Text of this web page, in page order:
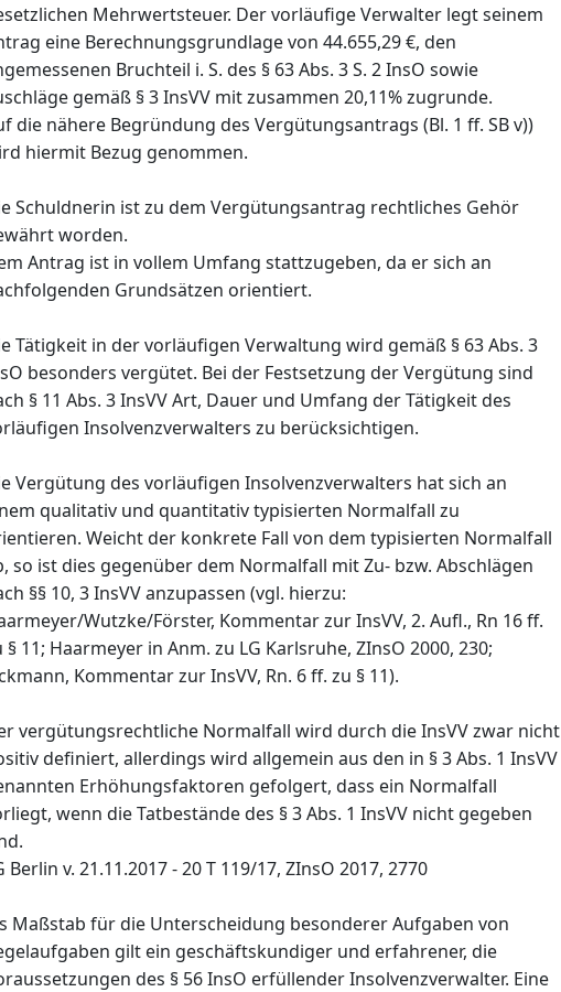
Mehrwertsteuer. Der vorläufige Verwalter legt seinem
eine Berechnungsgrundlage von 44.655,29 €, den
Bruchteil i. S. des § 63 Abs. 3 S. 2 InsO sowie
gemäß § 3 InsVV mit zusammen 20,11% zugrunde.
die nähere Begründung des Vergütungsantrags (Bl. 1 ff. SB v))
hiermit Bezug genommen.
Schuldnerin ist zu dem Vergütungsantrag rechtliches Gehör
worden.
Antrag ist in vollem Umfang stattzugeben, da er sich an
Grundsätzen orientiert.
Tätigkeit in der vorläufigen Verwaltung wird gemäß § 63 Abs. 3
besonders vergütet. Bei der Festsetzung der Vergütung sind
§ 11 Abs. 3 InsVV Art, Dauer und Umfang der Tätigkeit des
Insolvenzverwalters zu berücksichtigen.
Vergütung des vorläufigen Insolvenzverwalters hat sich an
qualitativ und quantitativ typisierten Normalfall zu
Weicht der konkrete Fall von dem typisierten Normalfall
so ist dies gegenüber dem Normalfall mit Zu- bzw. Abschlägen
§§ 10, 3 InsVV anzupassen (vgl. hierzu:
Wutzke/Förster, Kommentar zur InsVV, 2. Aufl., Rn 16 ff.
§ 11; Haarmeyer in Anm. zu LG Karlsruhe, ZInsO 2000, 230;
Kommentar zur InsVV, Rn. 6 ff. zu § 11).
vergütungsrechtliche Normalfall wird durch die InsVV zwar nicht
definiert, allerdings wird allgemein aus den in § 3 Abs. 1 InsVV
Erhöhungsfaktoren gefolgert, dass ein Normalfall
wenn die Tatbestände des § 3 Abs. 1 InsVV nicht gegeben
Berlin v. 21.11.2017 - 20 T 119/17, ZInsO 2017, 2770
Maßstab für die Unterscheidung besonderer Aufgaben von
gilt ein geschäftskundiger und erfahrener, die
des § 56 InsO erfüllender Insolvenzverwalter. Eine